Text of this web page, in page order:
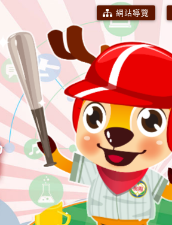
網站導覽